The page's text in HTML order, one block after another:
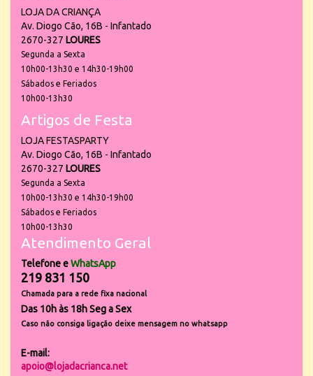
LOJA DA CRIANÇA
Av. Diogo Cão, 16B - Infantado
2670-327 LOURES
Segunda a Sexta
10h00-13h30 e 14h30-19h00
Sábados e Feriados
10h00-13h30
Artigos de Festa
LOJA FESTASPARTY
Av. Diogo Cão, 16B - Infantado
2670-327 LOURES
Segunda a Sexta
10h00-13h30 e 14h30-19h00
Sábados e Feriados
10h00-13h30
Atendimento Geral
Telefone eWhatsApp
219 831 150
Chamada para a rede fixa nacional
Das 10h às 18h Seg a Sex
Caso não consiga ligação deixe mensagem no whatsapp
E-mail:
apoio@lojadacrianca.net